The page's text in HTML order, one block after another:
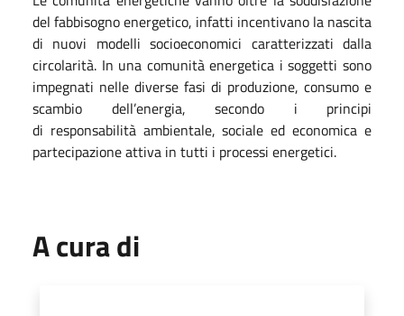
del fabbisogno energetico, infatti incentivano la nascita
di nuovi modelli socioeconomici caratterizzati dalla
circolarità. In una comunità energetica i soggetti sono
impegnati nelle diverse fasi di produzione, consumo e
scambio dell’energia, secondo i principi
di responsabilità ambientale, sociale ed economica e
partecipazione attiva in tutti i processi energetici.
A cura di